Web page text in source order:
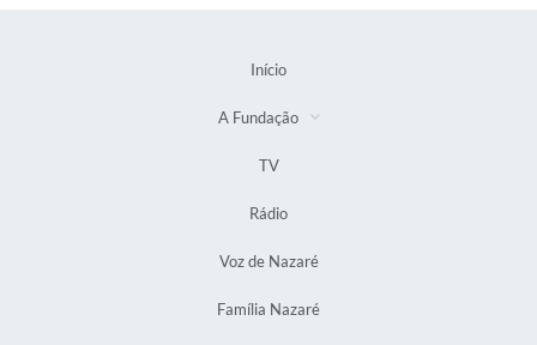
Início
A Fundação
TV
Rádio
Voz de Nazaré
Família Nazaré